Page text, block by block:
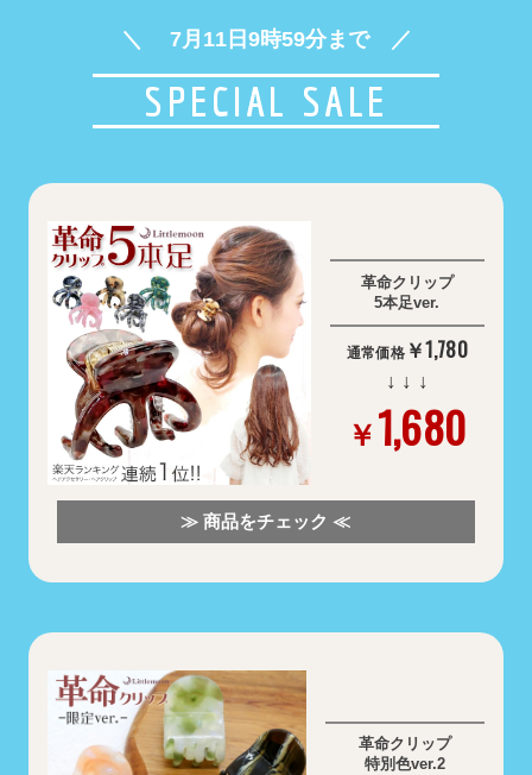
＼ 7月11日9時59分まで ／
SPECIAL SALE
革命クリップ
5本足ver.
通常価格 ￥1,780
↓ ↓ ↓
￥1,680
≫ 商品をチェック ≪
革命クリップ
特別色ver.2